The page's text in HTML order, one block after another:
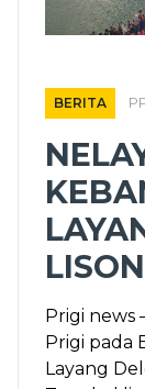
BERITA
Prigi news
Prigi pada
Layang